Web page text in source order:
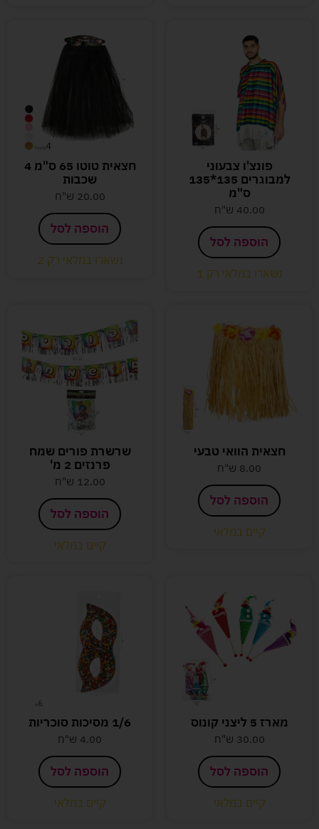
פונצ'ו צבעוני
למבוגרים 135*135
ס"מ
40.00 ש"ח
הוספה לסל
נשארו במלאי רק 1
חצאית טוטו 65 ס"מ 4
שכבות
20.00 ש"ח
הוספה לסל
נשארו במלאי רק 2
חצאית הוואי טבעי
8.00 ש"ח
הוספה לסל
קיים במלאי
שרשרת פורים שמח
פרנזים 2 מ'
12.00 ש"ח
הוספה לסל
קיים במלאי
מארז 5 ליצני קונוס
30.00 ש"ח
הוספה לסל
קיים במלאי
1/6 מסיכות סוכריות
4.00 ש"ח
הוספה לסל
קיים במלאי